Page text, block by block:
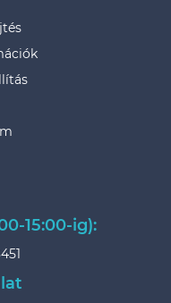
15:00-ig):